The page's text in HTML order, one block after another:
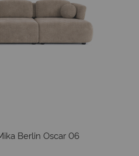
Berlin Oscar 06